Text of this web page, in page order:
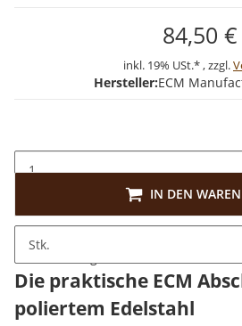
84,50 €
inkl. 19% USt.* , zzgl.
Hersteller:ECM
Stk.
IN DEN
Beschreibung
Die praktische ECM
poliertem Edelstahl